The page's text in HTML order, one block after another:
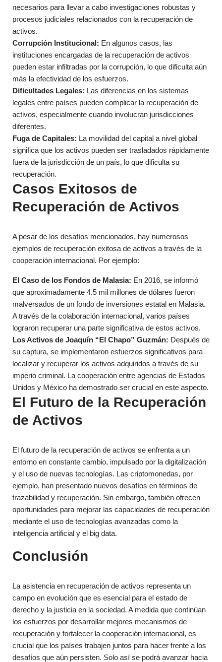
necesarios para llevar a cabo investigaciones robustas y
procesos judiciales relacionados con la recuperación de
activos.
Corrupción Institucional: En algunos casos, las
instituciones encargadas de la recuperación de activos
pueden estar infiltradas por la corrupción, lo que dificulta aún
más la efectividad de los esfuerzos.
Dificultades Legales: Las diferencias en los sistemas
legales entre países pueden complicar la recuperación de
activos, especialmente cuando involucran jurisdicciones
diferentes.
Fuga de Capitales: La movilidad del capital a nivel global
significa que los activos pueden ser trasladados rápidamente
fuera de la jurisdicción de un país, lo que dificulta su
recuperación.
Casos Exitosos de
Recuperación de Activos
A pesar de los desafíos mencionados, hay numerosos
ejemplos de recuperación exitosa de activos a través de la
cooperación internacional. Por ejemplo:
El Caso de los Fondos de Malasia: En 2016, se informó
que aproximadamente 4.5 mil millones de dólares fueron
malversados de un fondo de inversiones estatal en Malasia.
A través de la colaboración internacional, varios países
lograron recuperar una parte significativa de estos activos.
Los Activos de Joaquín “El Chapo” Guzmán: Después de
su captura, se implementaron esfuerzos significativos para
localizar y recuperar los activos adquiridos a través de su
imperio criminal. La cooperación entre agencias de Estados
Unidos y México ha demostrado ser crucial en este aspecto.
El Futuro de la Recuperación
de Activos
El futuro de la recuperación de activos se enfrenta a un
entorno en constante cambio, impulsado por la digitalización
y el uso de nuevas tecnologías. Las criptomonedas, por
ejemplo, han presentado nuevos desafíos en términos de
trazabilidad y recuperación. Sin embargo, también ofrecen
oportunidades para mejorar las capacidades de recuperación
mediante el uso de tecnologías avanzadas como la
inteligencia artificial y el big data.
Conclusión
La asistencia en recuperación de activos representa un
campo en evolución que es esencial para el estado de
derecho y la justicia en la sociedad. A medida que continúan
los esfuerzos por desarrollar mejores mecanismos de
recuperación y fortalecer la cooperación internacional, es
crucial que los países trabajen juntos para hacer frente a los
desafíos que aún persisten. Solo así se podrá avanzar hacia